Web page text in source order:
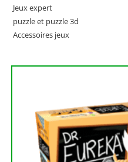
Jeux expert
puzzle et puzzle 3d
Accessoires jeux